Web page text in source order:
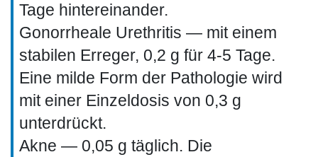
Tage hintereinander.
Gonorrheale Urethritis — mit einem
stabilen Erreger, 0,2 g für 4-5 Tage.
Eine milde Form der Pathologie wird
mit einer Einzeldosis von 0,3 g
unterdrückt.
Akne — 0,05 g täglich. Die